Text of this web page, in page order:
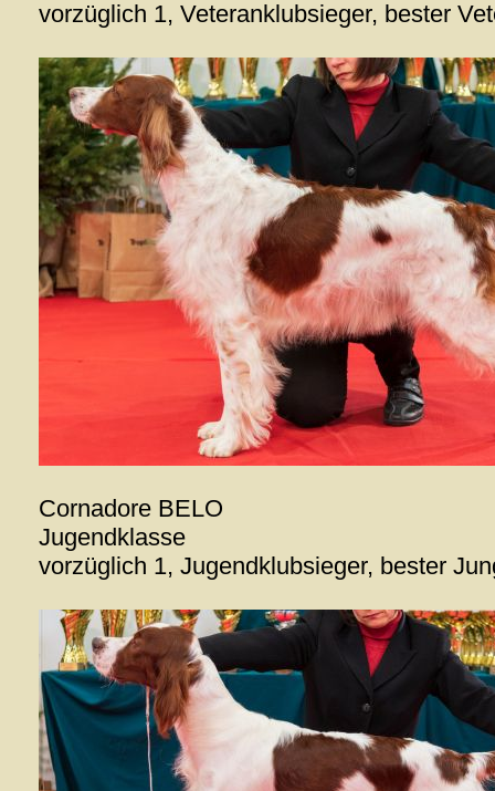
vorzüglich 1, Veteranklubsieger, bester
Cornadore BELO
Jugendklasse
vorzüglich 1, Jugendklubsieger, bester